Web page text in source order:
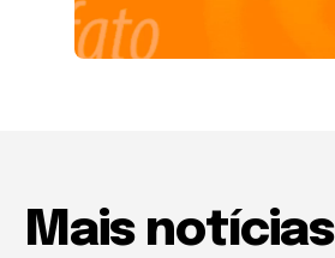
Mais notícias